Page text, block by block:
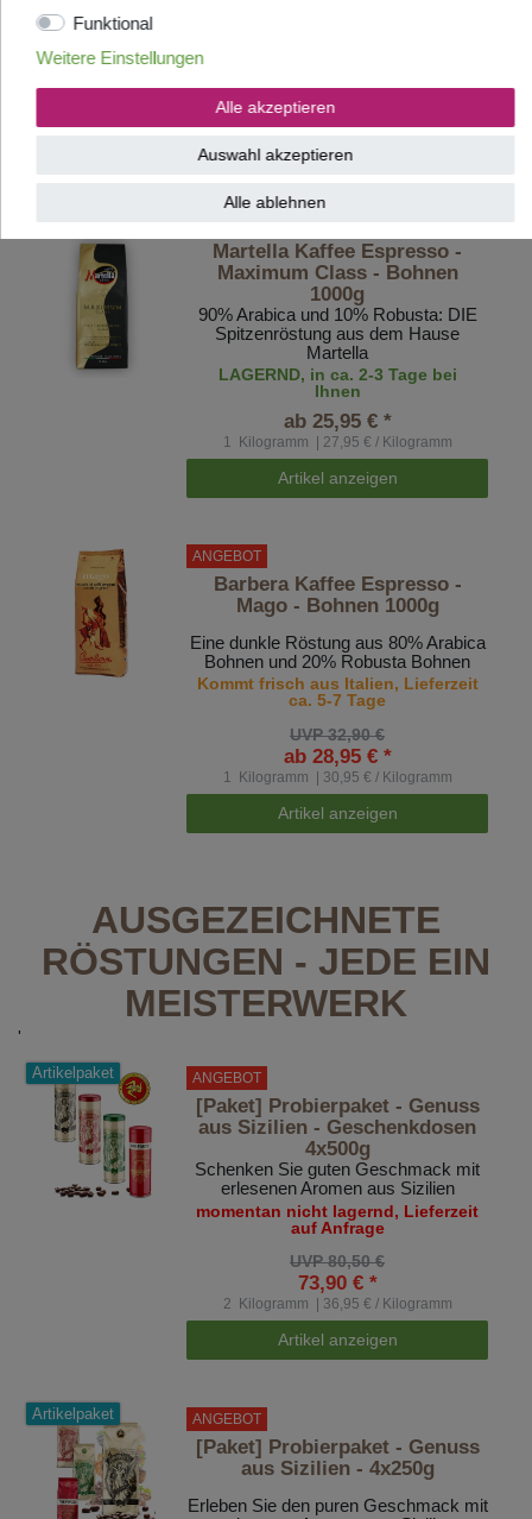
UVP 40,20 €
ab 29,95 € *
Artikel anzeigen
Martella Kaffee Espresso -
Maximum Class - Bohnen
1000g
90% Arabica und 10% Robusta: DIE
Spitzenröstung aus dem Hause
Martella
LAGERND, in ca. 2-3 Tage bei
Ihnen
ab 25,95 € *
1 Kilogramm | 27,95 € / Kilogramm
Artikel anzeigen
ANGEBOT
Barbera Kaffee Espresso -
Mago - Bohnen 1000g
Eine dunkle Röstung aus 80% Arabica
Bohnen und 20% Robusta Bohnen
Kommt frisch aus Italien, Lieferzeit
ca. 5-7 Tage
UVP 32,90 €
ab 28,95 € *
1 Kilogramm | 30,95 € / Kilogramm
Artikel anzeigen
AUSGEZEICHNETE
RÖSTUNGEN - JEDE EIN
MEISTERWERK
'
Artikelpaket ANGEBOT
[Paket] Probierpaket - Genuss
aus Sizilien - Geschenkdosen
4x500g
Schenken Sie guten Geschmack mit
erlesenen Aromen aus Sizilien
momentan nicht lagernd, Lieferzeit
auf Anfrage
UVP 80,50 €
73,90 € *
2 Kilogramm | 36,95 € / Kilogramm
Artikel anzeigen
Artikelpaket ANGEBOT
[Paket] Probierpaket - Genuss
aus Sizilien - 4x250g
Erleben Sie den puren Geschmack mit
Funktional
Weitere Einstellungen
Alle akzeptieren
Auswahl akzeptieren
Alle ablehnen